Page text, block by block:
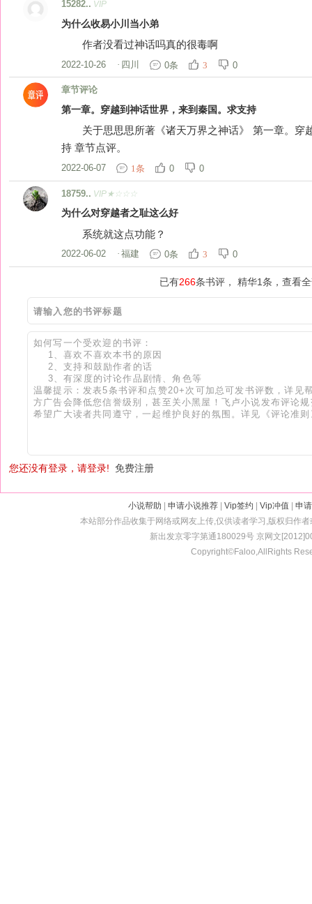
15282.. VIP
为什么收易小川当小弟
作者没看过神话吗真的很毒啊
2022-10-26 · 四川 0条 3 0
章节评论
第一章。穿越到神话世界，来到秦国。求支持
关于思思思所著《诸天万界之神话》 第一章。穿
持 章节点评。
2022-06-07 1条 0 0
18759.. VIP★☆☆☆
为什么对穿越者之耻这么好
系统就这点功能？
2022-06-02 · 福建 0条 3 0
已有266条书评， 精华1条，查看
您还没有登录，请登录! 免费注册
小说帮助 申请小说推荐| Vip签约 Vip冲值
申
本站部分作品收集于网络或网友上传,仅供读者学习,版权归作
新出发京零字第通180029号 京网文
Copyright©Faloo,AllRights